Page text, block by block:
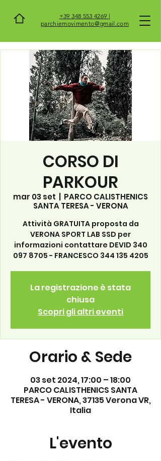
+39 348 553 4269 |
parchiemovimento@gmail.com
CORSO DI
PARKOUR
mar 03 set
PARCO CALISTHENICS
SANTA TERESA - VERONA
Attività GRATUITA proposta da
VERONA SPORT LAB SSD per
informazioni contattare DEVID 340
097 8705 - FRANCESCO 344 135 4205
La registrazione è stata
chiusa
Scopri gli altri eventi
Orario & Sede
03 set 2024, 17:00 – 18:00
PARCO CALISTHENICS SANTA
TERESA - VERONA, 37135 Verona VR,
Italia
L'evento